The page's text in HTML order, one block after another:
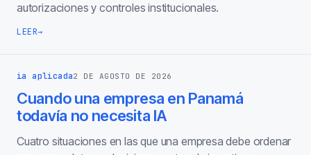
autorizaciones y controles institucionales.
LEER→
ia aplicada2 DE AGOSTO DE 2026
Cuando una empresa en Panamá
todavía no necesita IA
Cuatro situaciones en las que una empresa debe ordenar